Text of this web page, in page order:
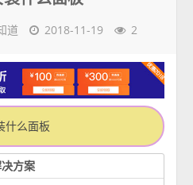
道 2018-11-19 2
什么面板
方案